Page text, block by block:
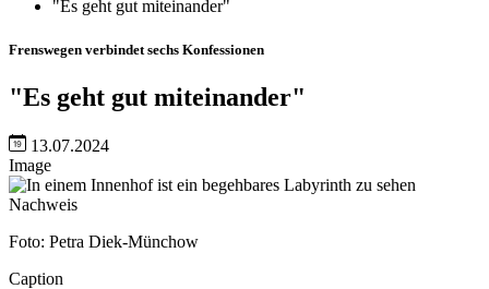
"Es geht gut miteinander"
Frenswegen verbindet sechs Konfessionen
"Es geht gut miteinander"
13.07.2024
Image
Nachweis
Foto: Petra Diek-Münchow
Caption